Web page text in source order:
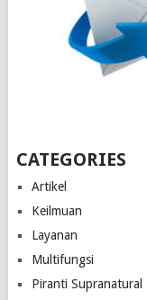
CATEGORIES
Artikel
Keilmuan
Layanan
Multifungsi
Piranti Supranatural